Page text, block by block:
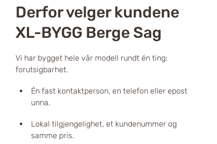
Derfor velger kundene
XL-BYGG Berge Sag
Vi har bygget hele vår modell rundt én ting:
forutsigbarhet.
Én fast kontaktperson, en telefon eller epost
unna.
Lokal tilgjengelighet, et kundenummer og
samme pris.